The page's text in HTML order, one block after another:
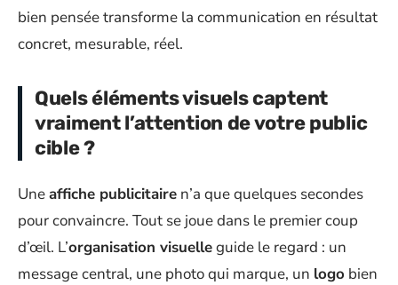
bien pensée transforme la communication en résultat
concret, mesurable, réel.
Quels éléments visuels captent
vraiment l’attention de votre public
cible ?
Uneaffiche publicitaire n’a que quelques secondes
pour convaincre. Tout se joue dans le premier coup
d’œil. L’organisation visuelleguide le regard : un
message central, une photo qui marque, un logo bien